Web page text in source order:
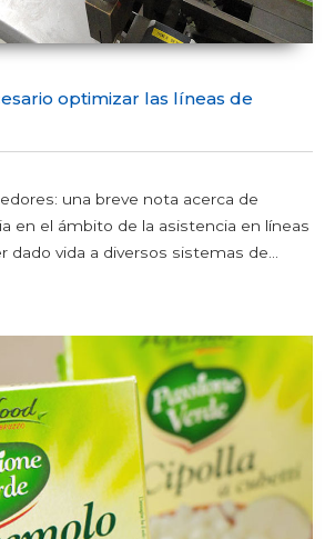
optimizar las líneas de
una breve nota acerca de
en el ámbito de la asistencia en líneas
dado vida a diversos sistemas de...